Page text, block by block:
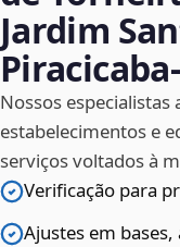
Jardim
Nossos especialistas
estabelecimentos e
serviços voltados à
Verificação para
Ajustes em